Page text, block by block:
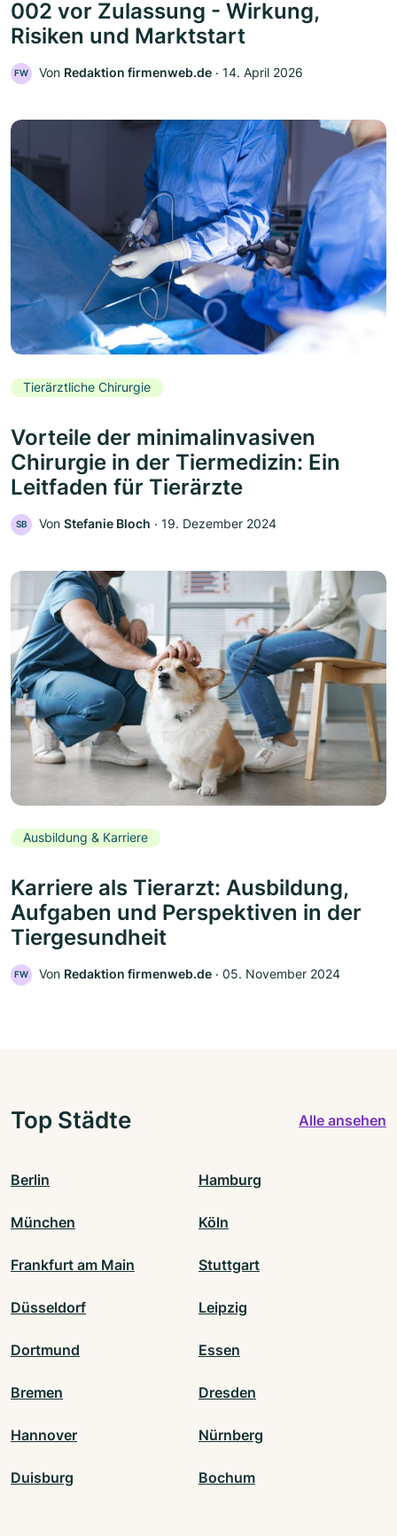
002 vor Zulassung - Wirkung,
Risiken und Marktstart
FW Von Redaktion firmenweb.de ‧ 14. April 2026
Tierärztliche Chirurgie
Vorteile der minimalinvasiven
Chirurgie in der Tiermedizin: Ein
Leitfaden für Tierärzte
SB Von Stefanie Bloch ‧ 19. Dezember 2024
Ausbildung & Karriere
Karriere als Tierarzt: Ausbildung,
Aufgaben und Perspektiven in der
Tiergesundheit
FW Von Redaktion firmenweb.de ‧ 05. November 2024
Top Städte Alle ansehen
Berlin Hamburg
München Köln
Frankfurt am Main Stuttgart
Düsseldorf Leipzig
Dortmund Essen
Bremen Dresden
Hannover Nürnberg
Duisburg Bochum